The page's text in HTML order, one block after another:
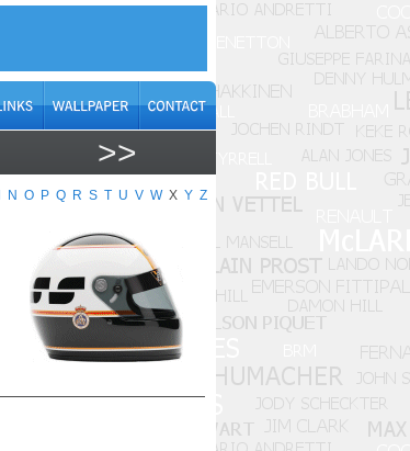
>>
N O P Q R S T U V W X Y Z